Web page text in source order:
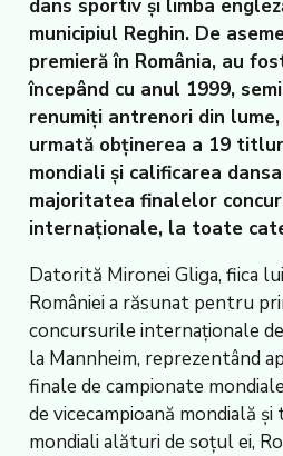
dans sportiv și limba
municipiul Reghin. De
premieră în România, au
începând cu anul 1999,
renumiți antrenori din
urmată obținerea a 19
mondiali și calificarea
majoritatea finalelor
internaționale, la toate
Datorită Mironei Gliga, fiica
României a răsunat pentru
concursurile internaționale
la Mannheim, reprezentând
finale de campionate
de vicecampioană mondială
mondiali alături de soțul ei,